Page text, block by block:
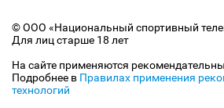
© ООО «Национальный спортивный
Для лиц старше 18 лет
На сайте применяются
Подробнее в Правилах применения
технологий